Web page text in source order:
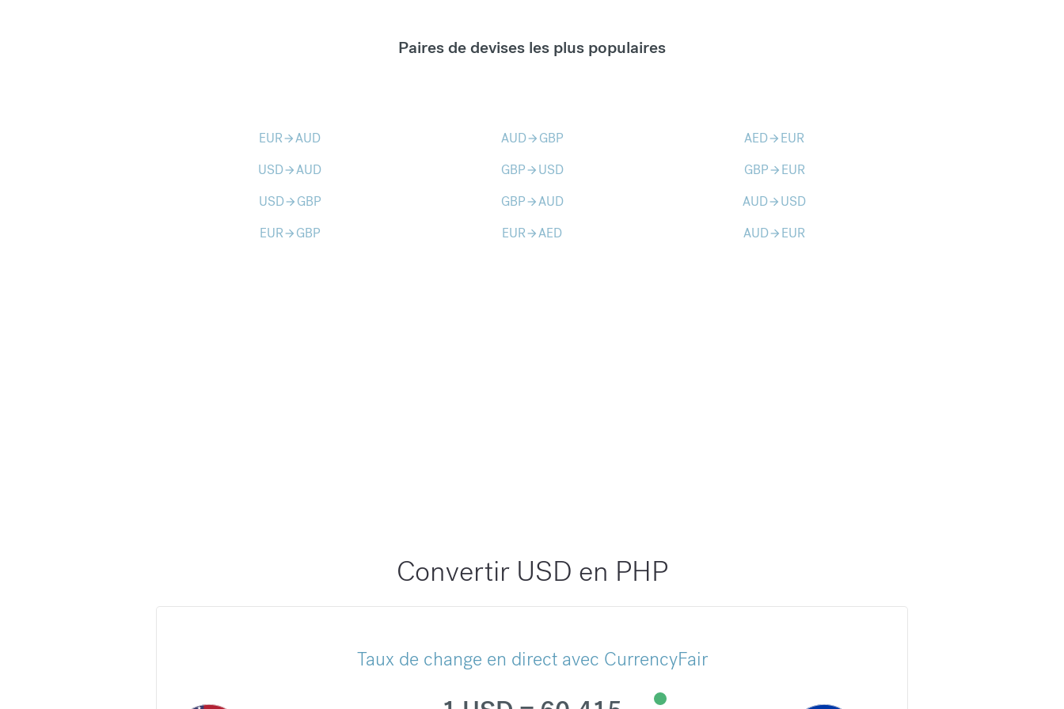
Paires de devises les plus populaires
EURarrow_forwardAUD AUDarrow_forward GBP AEDarrow_forward EUR
USDarrow_forwardAUD GBParrow_forward USD GBParrow_forward EUR
USDarrow_forward GBP GBParrow_forwardAUD AUDarrow_forward USD
EURarrow_forward GBP EURarrow_forwardAED AUDarrow_forward EUR
Convertir USD en PHP
Taux de change en direct avec CurrencyFair